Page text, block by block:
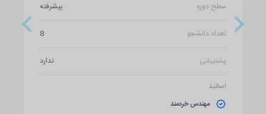
سطح دوره پیشرفته
تعداد دانشجو 8
پشتیبانی ندارد
اساتید
مهندس خردمند